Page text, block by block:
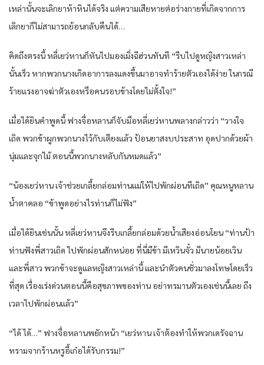
เหล่านั้นจะเลิกยาห้าหินได้จริง แต่ความเสียหายต่อร่างกายที่เกิดจากการ
เลิกยาก็ไม่สามารถย้อนกลับคืนได้…
คิดถึงตรงนี้ หลี่เยว่หานก็หันไปมองเมิ่งฉีฮ่วนทันที “รีบไปดูหญิงสาวเหล่า
นั้นเร็ว หากพวกนางเกิดอาการลงแดงขึ้นมาอาจทำร้ายตัวเองได้ง่าย ในกรณี
ร้ายแรงอาจฆ่าตัวเองหรือคนรอบข้างโดยไม่ตั้งใจ!”
เมื่อได้ยินคำพูดนี้ ฟางจื่อหลานก็จับมือหลี่เยว่หานพลางกล่าวว่า “วางใจ
เถิด พวกข้าผูกพวกนางไว้กับเตียงแล้ว ป้อนยาสงบประสาท อุดปากด้วยผ้า
นุ่มและจุกไม้ ตอนนี้พวกนางหลับกันหมดแล้ว”
“น้องเยว่หาน เจ้าช่วยเกลี้ยกล่อมท่านแม่ให้ไปพักผ่อนทีเถิด” คุณหนูหลาน
น้ำตาคลอ “ข้าพูดอย่างไรท่านก็ไม่ฟัง”
เมื่อได้ยินเช่นนั้น หลี่เยว่หานจึงรีบเกลี้ยกล่อมด้วยน้ำเสียงอ่อนโยน “ท่านป้า
ท่านฟังพี่สาวเถิด ไปพักผ่อนสักหน่อย ที่นี่มีข้า มีเหวินจั๋ว มีนายน้อยเวิน
และพี่สาว พวกข้าจะดูแลหญิงสาวเหล่านี้ และนำตัวคนชั่วมาลงโทษโดยเร็ว
ที่สุด เรื่องเร่งด่วนตอนนี้คือสุขภาพของท่าน อย่าทรมานตัวเองเช่นนี้เลย ถึง
เวลาไปพักผ่อนแล้ว”
“ได้ ได้…” ฟางจื่อหลานพยักหน้า “เยว่หาน เจ้าต้องทำให้พวกเดรัจฉาน
ทรามจากร้านหรูอี้เก๋อได้รับกรรม!”